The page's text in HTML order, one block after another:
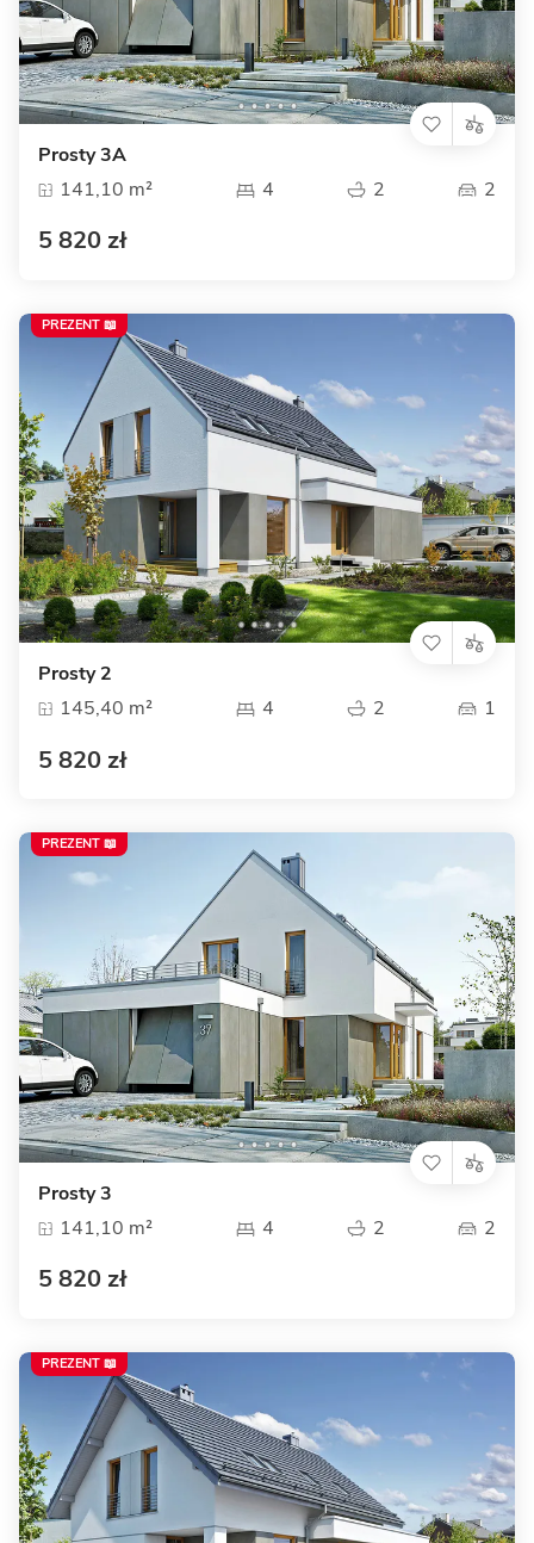
Prosty 3A
141,10 m²
4 2 2
5 820 zł
Prosty 2
145,40 m²
4 2 1
5 820 zł
PREZENT 📖
Prosty 3
141,10 m²
4 2 2
5 820 zł
PREZENT 📖
PREZENT 📖